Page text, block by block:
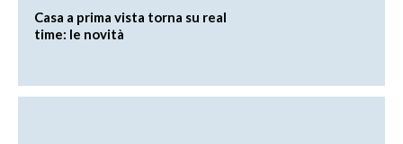
Casa a prima vista torna su real
time: le novità